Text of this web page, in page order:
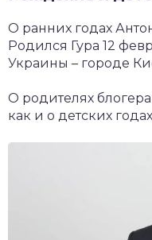
О ранних годах
Родился Гура 12
Украины – городе
О родителях
как и о детских